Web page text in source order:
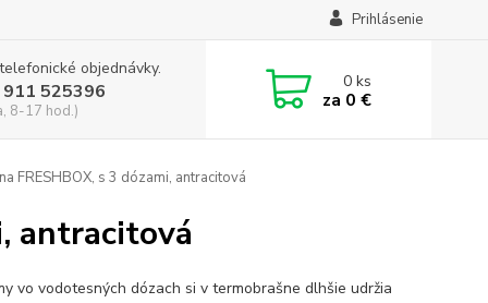
Prihlásenie
objednávky.
525396
8-17 hod.)
0ks
za 0 €
FRESHBOX, s 3 dózami, antracitová
antracitová
vo vodotesných dózach si v termobrašne dlhšie udržia